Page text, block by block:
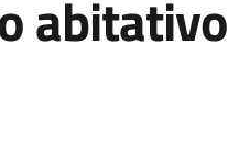
abitativo